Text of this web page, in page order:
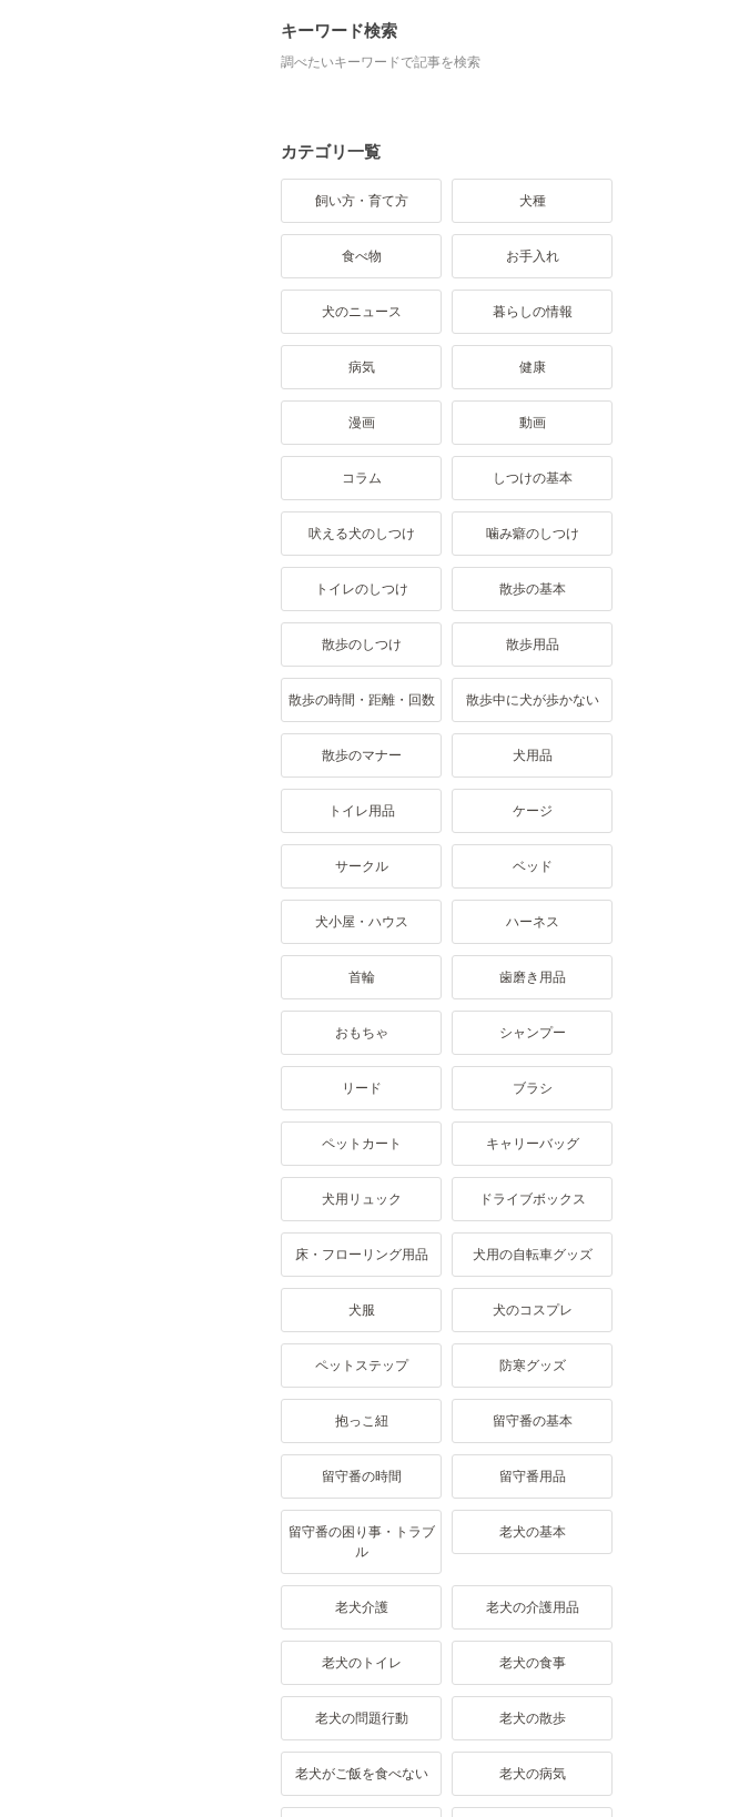
キーワード検索
調べたいキーワードで記事を検索
カテゴリ一覧
飼い方・育て方 犬種
食べ物 お手入れ
犬のニュース 暮らしの情報
病気 健康
漫画 動画
コラム しつけの基本
吠える犬のしつけ 噛み癖のしつけ
トイレのしつけ 散歩の基本
散歩のしつけ 散歩用品
散歩の時間・距離・回数 散歩中に犬が歩かない
散歩のマナー 犬用品
トイレ用品 ケージ
サークル ベッド
犬小屋・ハウス ハーネス
首輪 歯磨き用品
おもちゃ シャンプー
リード ブラシ
ペットカート キャリーバッグ
犬用リュック ドライブボックス
床・フローリング用品 犬用の自転車グッズ
犬服 犬のコスプレ
ペットステップ 防寒グッズ
抱っこ紐 留守番の基本
留守番の時間 留守番用品
留守番の困り事・トラブ
ル
老犬の基本
老犬介護 老犬の介護用品
老犬のトイレ 老犬の食事
老犬の問題行動 老犬の散歩
老犬がご飯を食べない 老犬の病気